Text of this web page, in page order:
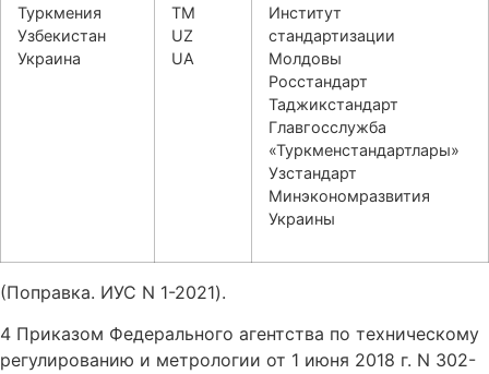
Туркмения
Узбекистан
Украина
ТМ
UZ
UA
Институт
стандартизации
Молдовы
Росстандарт
Таджикстандарт
Главгосслужба
«Туркменстандартлары»
Узстандарт
Минэкономразвития
Украины
(Поправка. ИУС N 1-2021).
4 Приказом Федерального агентства по техническому
регулированию и метрологии от 1 июня 2018 г. N 302-